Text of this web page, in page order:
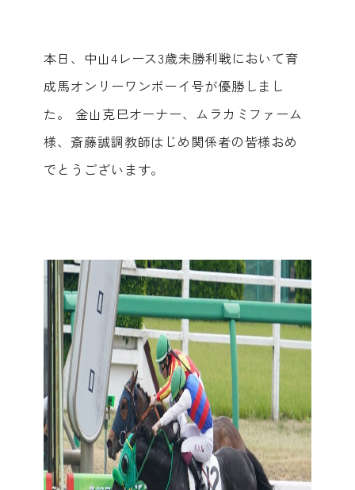
本日、中山4レース3歳未勝利戦において育
成馬オンリーワンボーイ号が優勝しまし
た。‬ ‪金山克巳オーナー、ムラカミファーム
様、斎藤誠調教師はじめ関係者の皆様おめ
でとうございます。